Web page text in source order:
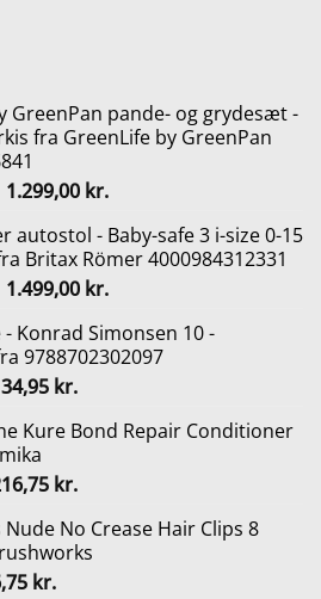
GreenPan pande- og grydesæt -
fra GreenLife by GreenPan
Den
pris
var:
1.799,00 kr..
1.299,00 kr.Den
pris
er:
1.299,00 kr..
autostol - Baby-safe 3 i-size 0-15
Britax Römer 4000984312331
Den
pris
var:
1.899,00 kr..
1.499,00 kr.Den
pris
er:
Konrad Simonsen 10 -
9788702302097
kr..
kr.Den
pris
134,95 kr..
Kure Bond Repair Conditioner
kr..
kr.Den
pris
er:
No Crease Hair Clips 8
kr.Den